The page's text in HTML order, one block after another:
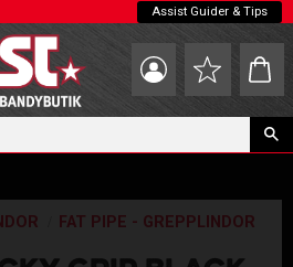
Assist Guider & Tips
Favoriter
FAT PIPE - GREPPLINDOR